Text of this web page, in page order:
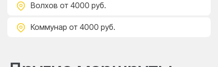
Волхов от 4000 руб.
Коммунар от 4000 руб.